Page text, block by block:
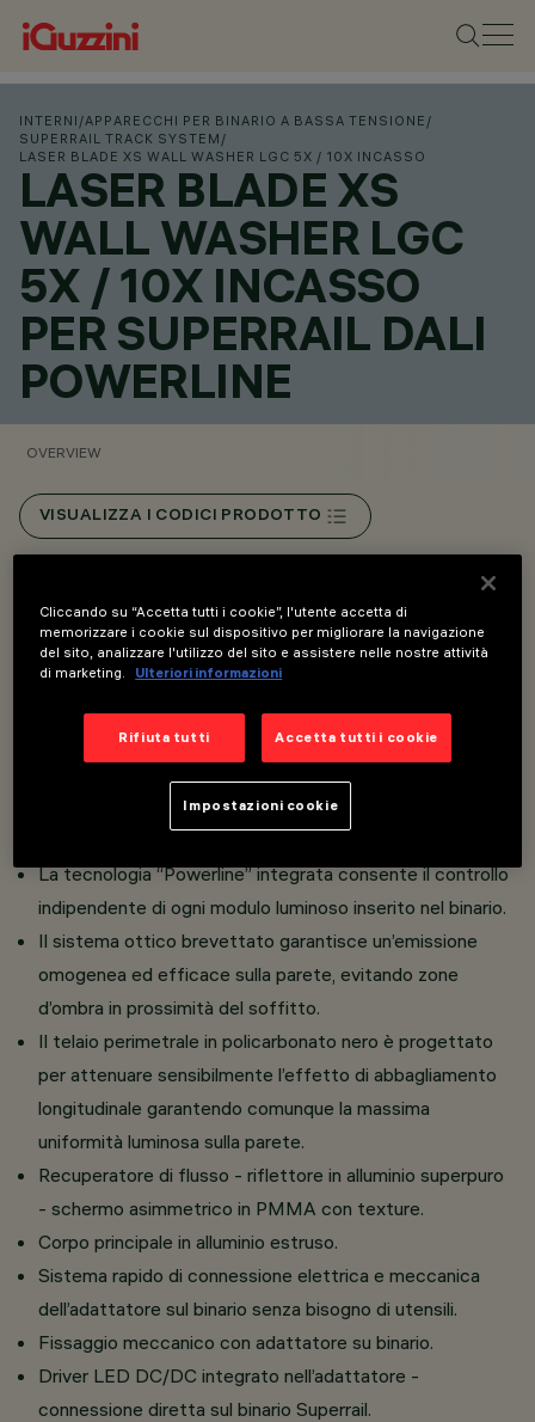
INTERNI /APPARECCHI PER BINARIO A BASSA TENSIONE /
SUPERRAIL TRACK SYSTEM /
LASER BLADE XS WALL WASHER LGC 5X / 10X INCASSO
LASER BLADE XS
WALL WASHER LGC
5X / 10X INCASSO
PER SUPERRAIL DALI
POWERLINE
OVERVIEW
VISUALIZZA I CODICI PRODOTTO
Overview
Apparecchio miniaturizzato lineare ad incasso per
delle pareti completo di adattatore per installazione su
L'adattatore termoplastico include il circuito driver
La tecnologia “Powerline” integrata consente il controllo
indipendente di ogni modulo luminoso inserito nel binario.
Il sistema ottico brevettato garantisce un’emissione
omogenea ed efficace sulla parete, evitando zone
d’ombra in prossimità del soffitto.
Il telaio perimetrale in policarbonato nero è progettato
per attenuare sensibilmente l’effetto di abbagliamento
longitudinale garantendo comunque la massima
uniformità luminosa sulla parete.
Recuperatore di flusso - riflettore in alluminio superpuro
- schermo asimmetrico in PMMA con texture.
Corpo principale in alluminio estruso.
Sistema rapido di connessione elettrica e meccanica
dell’adattatore sul binario senza bisogno di utensili.
Fissaggio meccanico con adattatore su binario.
Driver LED DC/DC integrato nell’adattatore -
connessione diretta sul binario Superrail.
Cliccando su “Accetta tutti i cookie”, l'utente accetta di
memorizzare i cookie sul dispositivo per migliorare la navigazione
del sito, analizzare l'utilizzo del sito e assistere nelle nostre attività
di marketing.
Ulteriori informazioni
Rifiuta tutti Accetta tutti i cookie
Impostazioni cookie